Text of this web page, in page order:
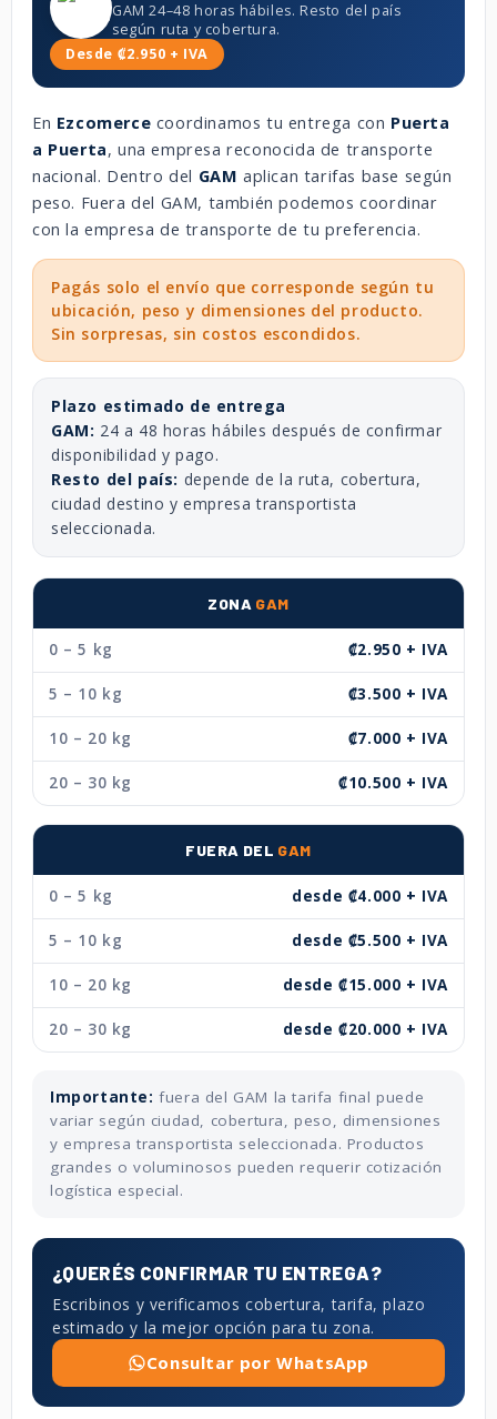
GAM 24–48 horas hábiles. Resto del país
según ruta y cobertura.
Desde ₡2.950 + IVA
En Ezcomerce coordinamos tu entrega con Puerta
a Puerta, una empresa reconocida de transporte
nacional. Dentro del GAM aplican tarifas base según
peso. Fuera del GAM, también podemos coordinar
con la empresa de transporte de tu preferencia.
Pagás solo el envío que corresponde según tu
ubicación, peso y dimensiones del producto.
Sin sorpresas, sin costos escondidos.
Plazo estimado de entrega
GAM: 24 a 48 horas hábiles después de confirmar
disponibilidad y pago.
Resto del país: depende de la ruta, cobertura,
ciudad destino y empresa transportista
seleccionada.
ZONA GAM
0 – 5 kg ₡2.950 + IVA
5 – 10 kg ₡3.500 + IVA
10 – 20 kg ₡7.000 + IVA
20 – 30 kg ₡10.500 + IVA
FUERA DEL GAM
0 – 5 kg desde ₡4.000 + IVA
5 – 10 kg desde ₡5.500 + IVA
10 – 20 kg desde ₡15.000 + IVA
20 – 30 kg desde ₡20.000 + IVA
Importante: fuera del GAM la tarifa final puede
variar según ciudad, cobertura, peso, dimensiones
y empresa transportista seleccionada. Productos
grandes o voluminosos pueden requerir cotización
logística especial.
¿QUERÉS CONFIRMAR TU ENTREGA?
Escribinos y verificamos cobertura, tarifa, plazo
estimado y la mejor opción para tu zona.
Consultar por WhatsApp